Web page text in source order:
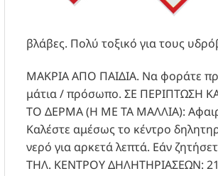
βλάβες. Πολύ τοξικό για τους
ΜΑΚΡΙΑ ΑΠΟ ΠΑΙΔΙΑ. Να φοράτε
μάτια / πρόσωπο. ΣΕ ΠΕΡΙΠΤΩΣΗ
ΤΟ ΔΕΡΜΑ (Η ΜΕ ΤΑ ΜΑΛΛΙΑ):
Καλέστε αμέσως το κέντρο
νερό για αρκετά λεπτά. Εάν
ΤΗΛ. ΚΕΝΤΡΟΥ ΔΗΛΗΤΗΡΙΑΣΕΩΝ: